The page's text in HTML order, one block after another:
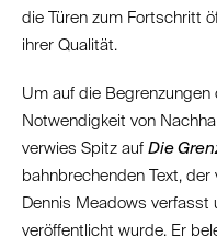
die Türen zum Fortschritt
ihrer Qualität.
Um auf die
Notwendigkeit von
verwies Spitz auf Die
bahnbrechenden Text,
Dennis Meadows verfasst
veröffentlicht wurde. Er